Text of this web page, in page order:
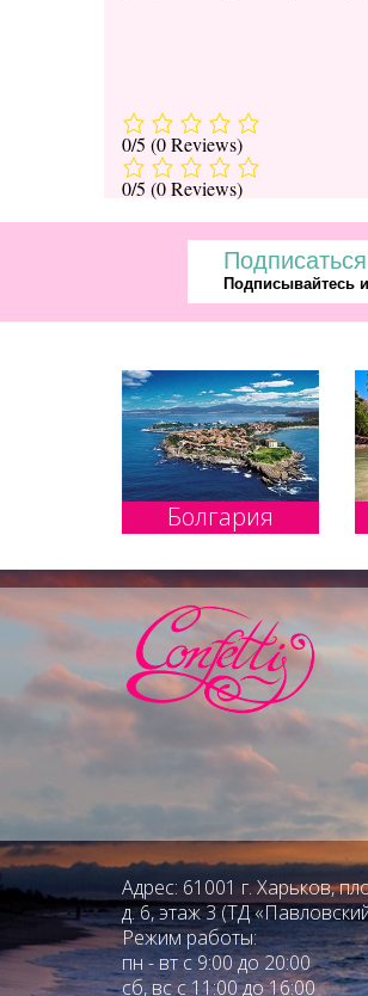
0/5 (0 Reviews)
0/5 (0 Reviews)
Подписывайтесь
Болгария
Адрес: 61001 г. Харьков,
д. 6, этаж 3 (ТД
Режим работы:
пн - вт с 9:00 до 20:00
сб, вс с 11:00 до 16:00